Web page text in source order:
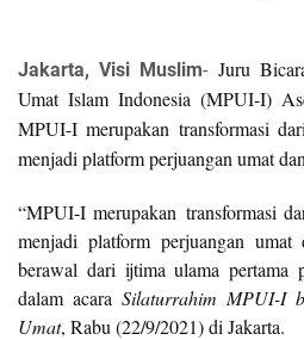
Jakarta, Visi Muslim- Juru
Umat Islam Indonesia (MPUI-I)
MPUI-I merupakan transformasi
menjadi platform perjuangan umat
“MPUI-I merupakan transformasi
menjadi platform perjuangan
berawal dari ijtima ulama pertama
dalam acaraSilaturrahim MPUI-I
Umat, Rabu (22/9/2021) di Jakarta.